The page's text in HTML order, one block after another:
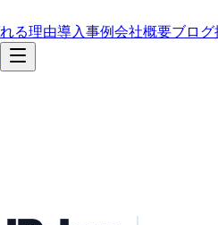
る理由導入事例会社概要ブログ